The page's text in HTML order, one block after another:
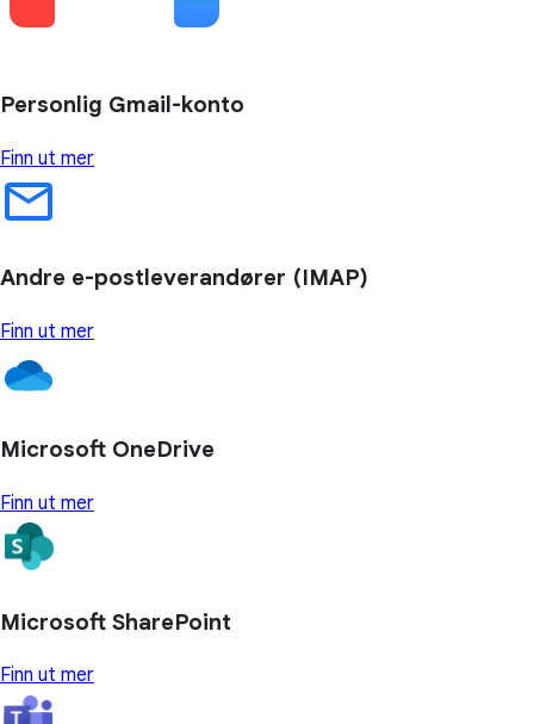
Personlig Gmail-konto
Finn ut mer
Andre e-postleverandører (IMAP)
Finn ut mer
Microsoft OneDrive
Finn ut mer
Microsoft SharePoint
Finn ut mer